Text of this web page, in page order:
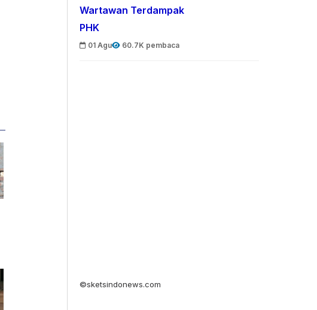
Wartawan Terdampak
PHK
01 Agu 60.7K pembaca
©sketsindonews.com